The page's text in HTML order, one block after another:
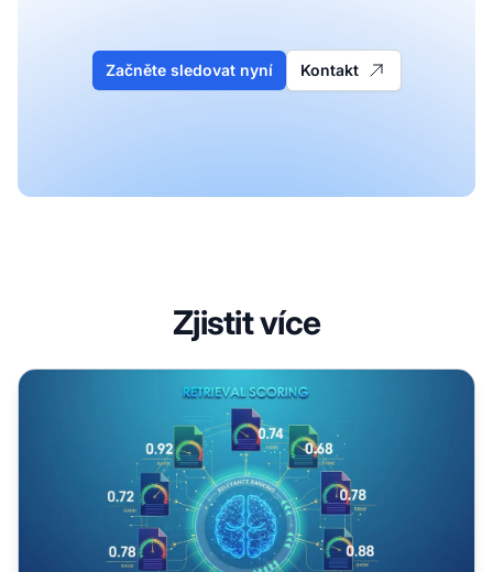
Začněte sledovat nyní Kontakt
Zjistit více
Skórování vyhledávání pomocí AI